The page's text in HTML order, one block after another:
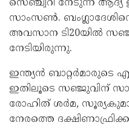
സെഞ്ച്വറി നേടുന്ന ആദ്യ
സാംസണ്‍.
അവസാന ടി20യില്‍
നേടിയിരുന്നു.
ഇന്ത്യന്‍ ബാറ്റര്‍മാരുടെ
ഇതിലൂടെ സഞ്ജുവിന്
രോഹിത് ശര്‍മ,
നേരത്തെ